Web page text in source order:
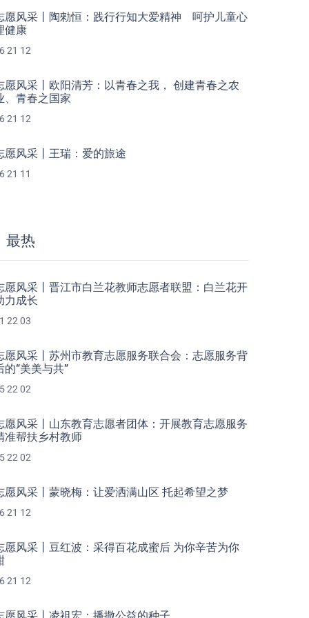
愿风采丨陶勑恒：践行行知大爱精神 呵护儿童心
健康
21 12
愿风采丨欧阳清芳：以青春之我， 创建青春之农
、青春之国家
21 12
愿风采丨王瑞：爱的旅途
21 11
最热
愿风采丨晋江市白兰花教师志愿者联盟：白兰花开
力成长
22 03
愿风采丨苏州市教育志愿服务联合会：志愿服务背
的“美美与共”
22 02
愿风采丨山东教育志愿者团体：开展教育志愿服务
准帮扶乡村教师
22 02
愿风采丨蒙晓梅：让爱洒满山区 托起希望之梦
21 12
愿风采丨豆红波：采得百花成蜜后 为你辛苦为你
21 12